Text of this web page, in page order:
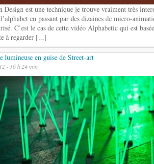
Design est une technique je trouve vraiment très
en passant par des dizaines de micro-
C’est le cas de cette vidéo Alphabetic qui est
à regarder [...]
lumineuse en guise de Street-art
- 16 h 24 min